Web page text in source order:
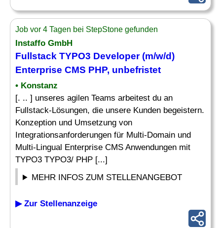
Job vor 4 Tagen bei StepStone gefunden
Instaffo GmbH
Fullstack TYPO3 Developer (m/w/d)
Enterprise CMS PHP, unbefristet
• Konstanz
[. .. ] unseres agilen Teams arbeitest du an
Fullstack-Lösungen, die unsere Kunden begeistern.
Konzeption und Umsetzung von
Integrationsanforderungen für Multi-Domain und
Multi-Lingual Enterprise CMS Anwendungen mit
TYPO3 TYPO3/ PHP [...]
MEHR INFOS ZUM STELLENANGEBOT
▶ Zur Stellenanzeige